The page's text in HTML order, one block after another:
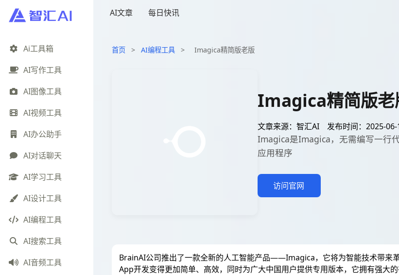
Ai工具箱
AI写作工具
AI图像工具
AI视频工具
AI办公助手
AI对话聊天
AI学习工具
AI设计工具
AI编程工具
AI搜索工具
AI音频工具
AI文章 每日快讯
首页 > AI编程工具 > Imagica精简版老版
Imagica精简版老
文章来源：智汇AI 发布时间：2025-
Imagica是Imagica，无需编写一行
应用程序
访问官网
BrainAI公司推出了一款全新的人工智能产品——Imagica，它将为智能技术带来
App开发变得更加简单、高效，同时为广大中国用户提供专用版本，它拥有强大